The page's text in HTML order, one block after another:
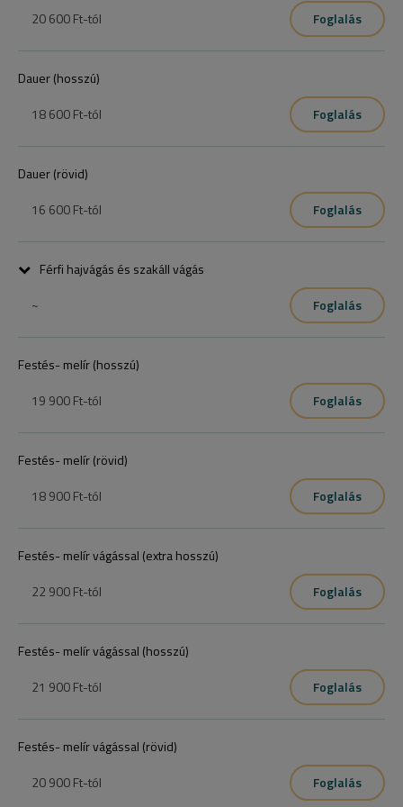
20 600 Ft-tól Foglalás
Dauer (hosszú)
18 600 Ft-tól Foglalás
Dauer (rövid)
16 600 Ft-tól Foglalás
Férfi hajvágás és szakáll vágás
~
Foglalás
Festés- melír (hosszú)
19 900 Ft-tól Foglalás
Festés- melír (rövid)
18 900 Ft-tól Foglalás
Festés- melír vágással (extra hosszú)
22 900 Ft-tól Foglalás
Festés- melír vágással (hosszú)
21 900 Ft-tól Foglalás
Festés- melír vágással (rövid)
20 900 Ft-tól Foglalás